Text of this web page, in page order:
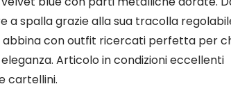
a spalla grazie alla sua tracolla
abbina con outfit ricercati perfetta per
Articolo in condizioni eccellenti
cartellini.